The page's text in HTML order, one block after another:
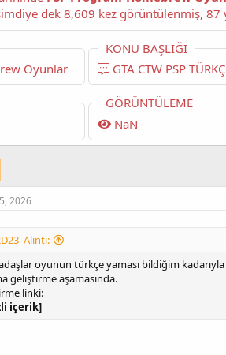
Oyunlar
KONU BAŞLIĞI
GTA CTW PSP
GÖRÜNTÜLEME
NaN
2026
Alıntı:
oyunun türkçe yaması bildiğim
geliştirme aşamasında.
linki:
içerik]